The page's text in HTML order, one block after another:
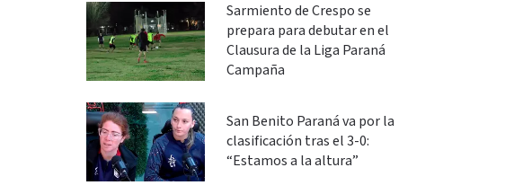
Sarmiento de Crespo se
prepara para debutar en el
Clausura de la Liga Paraná
Campaña
San Benito Paraná va por la
clasificación tras el 3-0:
“Estamos a la altura”